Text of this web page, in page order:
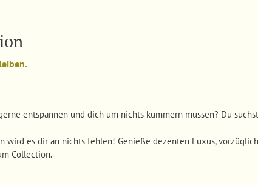
entspannen und dich um nichts kümmern müssen? Du
wird es dir an nichts fehlen! Genieße dezenten Luxus,
Collection.